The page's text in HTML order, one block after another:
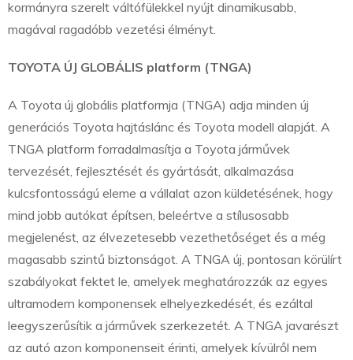
kormányra szerelt váltófülekkel nyújt dinamikusabb,
magával ragadóbb vezetési élményt.
TOYOTA ÚJ GLOBÁLIS platform (TNGA)
A Toyota új globális platformja (TNGA) adja minden új
generációs Toyota hajtáslánc és Toyota modell alapját. A
TNGA platform forradalmasítja a Toyota járművek
tervezését, fejlesztését és gyártását, alkalmazása
kulcsfontosságú eleme a vállalat azon küldetésének, hogy
mind jobb autókat építsen, beleértve a stílusosabb
megjelenést, az élvezetesebb vezethetőséget és a még
magasabb szintű biztonságot. A TNGA új, pontosan körülírt
szabályokat fektet le, amelyek meghatározzák az egyes
ultramodern komponensek elhelyezkedését, és ezáltal
leegyszerűsítik a járművek szerkezetét. A TNGA javarészt
az autó azon komponenseit érinti, amelyek kívülről nem